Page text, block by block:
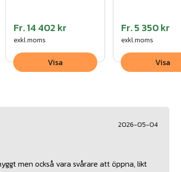
Fr.14 402 kr
exkl.moms
Visa
Fr.5 350 kr
exkl.moms
Visa
2026-05-04
men också vara svårare att öppna, likt